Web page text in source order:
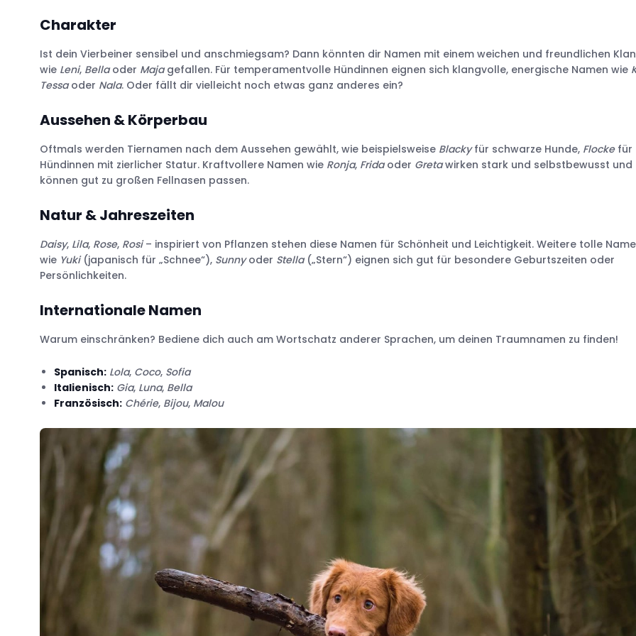
Charakter
Ist dein Vierbeiner sensibel und anschmiegsam? Dann könnten dir Namen mit einem weichen und freundlichen
wie Leni, Bellaoder Majagefallen. Für temperamentvolle Hündinnen eignen sich klangvolle, energische Namen wie
Tessaoder Nala. Oder fällt dir vielleicht noch etwas ganz anderes ein?
Aussehen & Körperbau
Oftmals werden Tiernamen nach dem Aussehen gewählt, wie beispielsweise Blackyfür schwarze Hunde, Flockefür
Hündinnen mit zierlicher Statur. Kraftvollere Namen wie Ronja, Fridaoder Gretawirken stark und selbstbewusst und
können gut zu großen Fellnasen passen.
Natur & Jahreszeiten
Daisy, Lila, Rose, Rosi– inspiriert von Pflanzen stehen diese Namen für Schönheit und Leichtigkeit. Weitere tolle
wie Yuki(japanisch für „Schnee“), Sunnyoder Stella(„Stern“) eignen sich gut für besondere Geburtszeiten oder
Persönlichkeiten.
Internationale Namen
Warum einschränken? Bediene dich auch am Wortschatz anderer Sprachen, um deinen Traumnamen zu finden!
Spanisch: Lola, Coco, Sofia
Italienisch: Gia, Luna, Bella
Französisch: Chérie, Bijou, Malou